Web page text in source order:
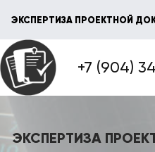
ЭКСПЕРТИЗА ПРОЕКТНОЙ
+7 (904)
ЭКСПЕРТИЗА